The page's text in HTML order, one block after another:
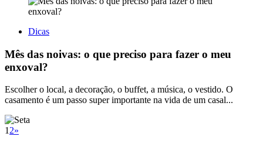
Dicas
Mês das noivas: o que preciso para fazer o meu
enxoval?
Escolher o local, a decoração, o buffet, a música, o vestido. O
casamento é um passo super importante na vida de um casal...
1 2»